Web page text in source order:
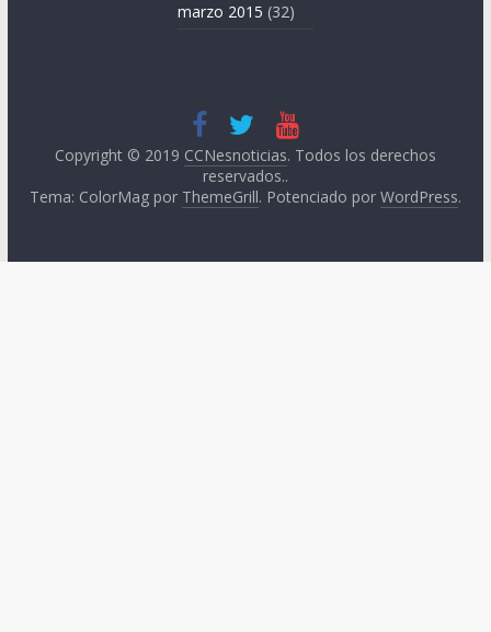
marzo 2015 (32)
Copyright © 2019 CCNesnoticias. Todos los derechos
reservados..
Tema: ColorMag por ThemeGrill. Potenciado por WordPress.